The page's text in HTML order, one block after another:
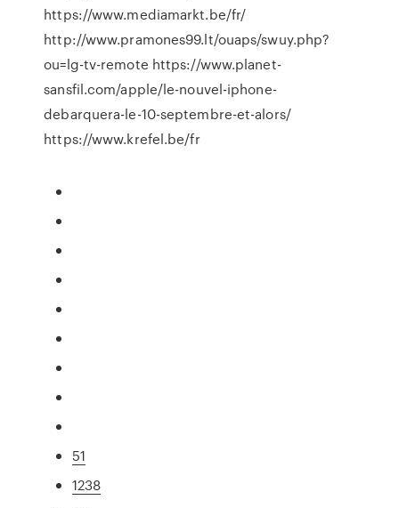
https://www.mediamarkt.be/fr/
http://www.pramones99.lt/ouaps/swuy.php?
ou=lg-tv-remote https://www.planet-
sansfil.com/apple/le-nouvel-iphone-
debarquera-le-10-septembre-et-alors/
https://www.krefel.be/fr
51
1238